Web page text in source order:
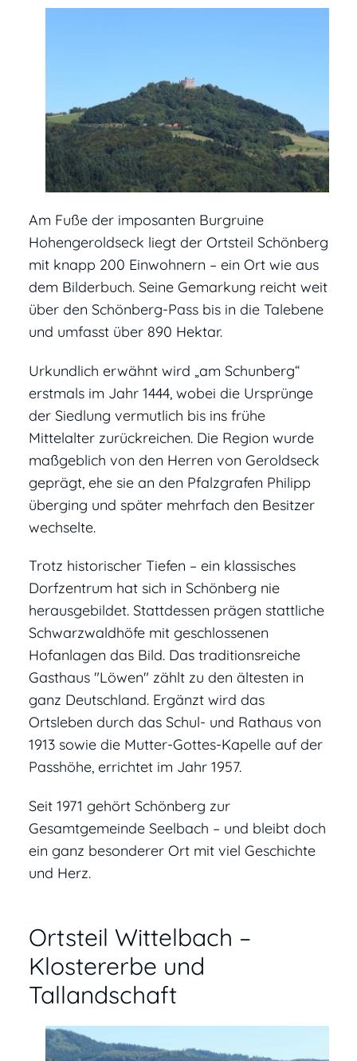
Am Fuße der imposanten Burgruine
Hohengeroldseck liegt der Ortsteil Schönberg
mit knapp 200 Einwohnern – ein Ort wie aus
dem Bilderbuch. Seine Gemarkung reicht weit
über den Schönberg-Pass bis in die Talebene
und umfasst über 890 Hektar.
Urkundlich erwähnt wird „am Schunberg“
erstmals im Jahr 1444, wobei die Ursprünge
der Siedlung vermutlich bis ins frühe
Mittelalter zurückreichen. Die Region wurde
maßgeblich von den Herren von Geroldseck
geprägt, ehe sie an den Pfalzgrafen Philipp
überging und später mehrfach den Besitzer
wechselte.
Trotz historischer Tiefen – ein klassisches
Dorfzentrum hat sich in Schönberg nie
herausgebildet. Stattdessen prägen stattliche
Schwarzwaldhöfe mit geschlossenen
Hofanlagen das Bild. Das traditionsreiche
Gasthaus "Löwen" zählt zu den ältesten in
ganz Deutschland. Ergänzt wird das
Ortsleben durch das Schul- und Rathaus von
1913 sowie die Mutter-Gottes-Kapelle auf der
Passhöhe, errichtet im Jahr 1957.
Seit 1971 gehört Schönberg zur
Gesamtgemeinde Seelbach – und bleibt doch
ein ganz besonderer Ort mit viel Geschichte
und Herz.
Ortsteil Wittelbach –
Klostererbe und
Tallandschaft